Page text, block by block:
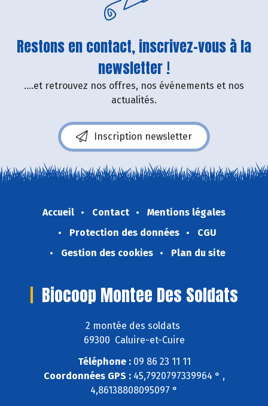
Restons en contact, inscrivez-vous à la
newsletter !
....et retrouvez nos offres, nos événements et nos
actualités.
Inscription newsletter
Accueil Contact
Mentions légales
Protection des données
CGU
Gestion des cookies
Plan du site
Biocoop Montee Des Soldats
2 montée des soldats
69300 Caluire-et-Cuire
Téléphone :09 86 23 11 11
Coordonnées GPS :45,7920797339964 ° ,
4,86138808095097 °